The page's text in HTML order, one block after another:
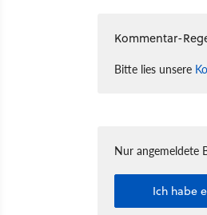
Kommentar-
Bitte lies unsere
Nur angemeldete
Ich habe